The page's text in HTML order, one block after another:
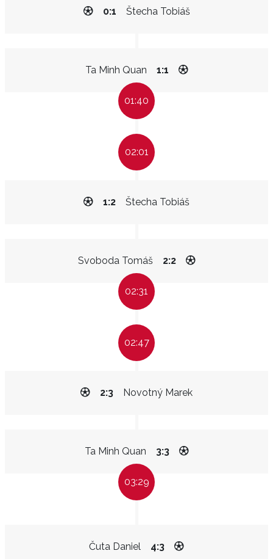
Štecha Tobiáš
0:1
Ta Minh Quan 1:1
01:40
02:01
Štecha Tobiáš
1:2
Svoboda Tomáš 2:2
02:31
02:47
Novotný Marek
2:3
Ta Minh Quan 3:3
03:29
Čuta Daniel 4:3